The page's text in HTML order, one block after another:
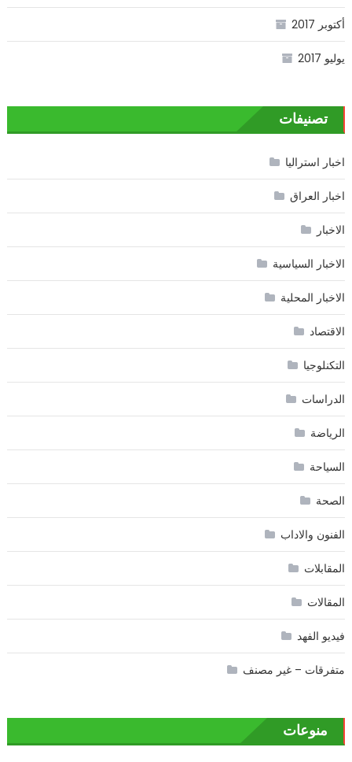
أكتوبر 2017
يوليو 2017
تصنيفات
اخبار استراليا
اخبار العراق
الاخبار
الاخبار السياسية
الاخبار المحلية
الاقتصاد
التكنلوجيا
الدراسات
الرياضة
السياحة
الصحة
الفنون والاداب
المقابلات
المقالات
فيديو الفهد
متفرقات – غير مصنف
منوعات